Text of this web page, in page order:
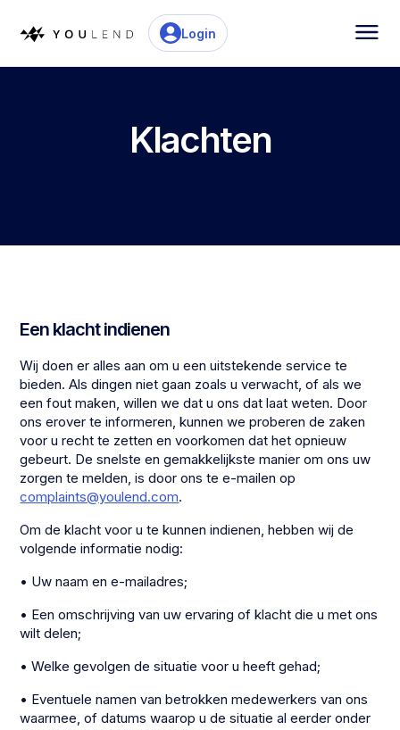
Login
Klachten
Een klacht indienen
Wij doen er alles aan om u een uitstekende service te
bieden. Als dingen niet gaan zoals u verwacht, of als we
een fout maken, willen we dat u ons dat laat weten. Door
ons erover te informeren, kunnen we proberen de zaken
voor u recht te zetten en voorkomen dat het opnieuw
gebeurt. De snelste en gemakkelijkste manier om ons uw
zorgen te melden, is door ons te e-mailen op
complaints@youlend.com.
Om de klacht voor u te kunnen indienen, hebben wij de
volgende informatie nodig:
• Uw naam en e-mailadres;
• Een omschrijving van uw ervaring of klacht die u met ons
wilt delen;
• Welke gevolgen de situatie voor u heeft gehad;
• Eventuele namen van betrokken medewerkers van ons
waarmee, of datums waarop u de situatie al eerder onder